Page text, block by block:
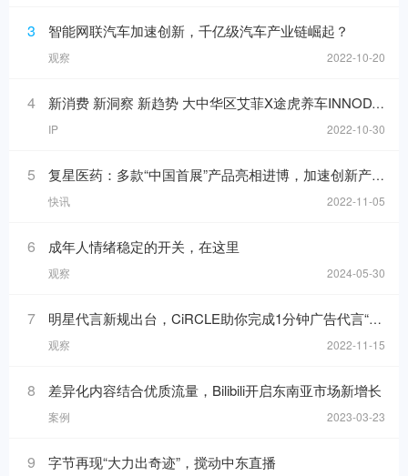
3 智能网联汽车加速创新，千亿级汽车产业链崛起？
观察 2022-10-20
4 新消费 新洞察 新趋势 大中华区艾菲X途虎养车INNODAY圆满举办！
IP 2022-10-30
5 复星医药：多款“中国首展”产品亮相进博，加速创新产品落地
快讯 2022-11-05
6 成年人情绪稳定的开关，在这里
观察 2024-05-30
7 明星代言新规出台，CiRCLE助你完成1分钟广告代言“健康自检”
观察 2022-11-15
8 差异化内容结合优质流量，Bilibili开启东南亚市场新增长
案例 2023-03-23
9 字节再现“大力出奇迹”，搅动中东直播